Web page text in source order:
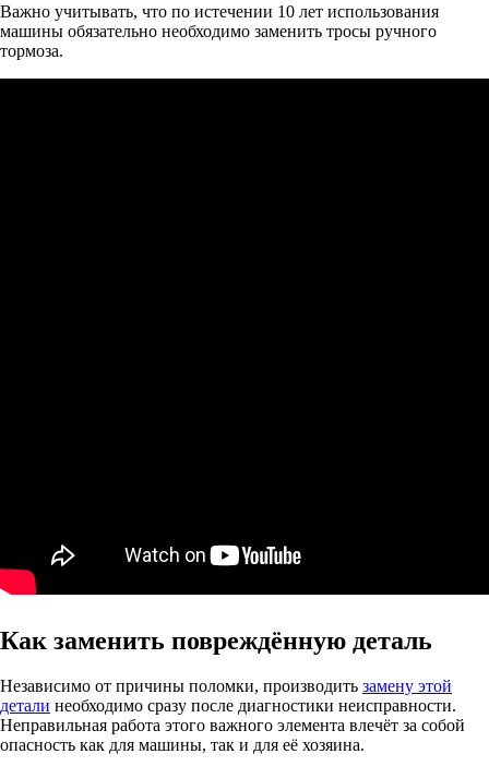
Важно учитывать, что по истечении 10 лет использования
машины обязательно необходимо заменить тросы ручного
тормоза.
Как заменить повреждённую деталь
Независимо от причины поломки, производить замену этой
детали необходимо сразу после диагностики неисправности.
Неправильная работа этого важного элемента влечёт за собой
опасность как для машины, так и для её хозяина.